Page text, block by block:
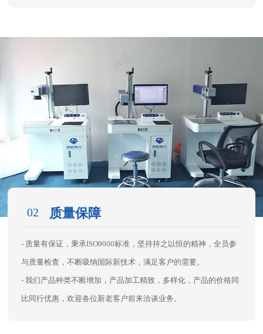
02 质量保障
- 质量有保证，秉承ISO9000标准，坚持持之以恒的精神，全员参
与质量检查，不断吸纳国际新技术，满足客户的需要。
- 我们产品种类不断增加，产品加工精致，多样化，产品的价格同
比同行优惠，欢迎各位新老客户前来洽谈业务。